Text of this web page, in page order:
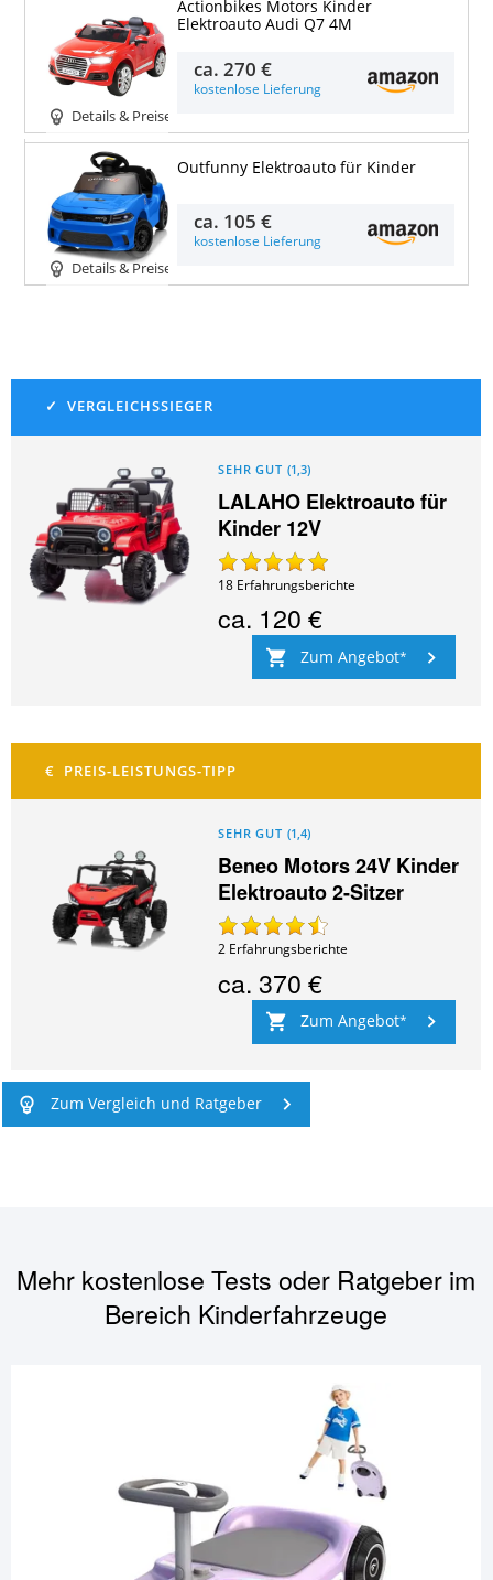
Details & Preise
Actionbikes Motors Kinder
Elektroauto Audi Q7 4M
ca.270 €
kostenlose Lieferung
Details & Preise
Outfunny Elektroauto für Kinder
ca. 105 €
kostenlose Lieferung
SEHR GUT (1,3)
LALAHO Elektroauto für
Kinder 12V
18 Erfahrungsberichte
ca. 120 €
Zum Angebot
SEHR GUT (1,4)
Beneo Motors 24V Kinder
Elektroauto 2-Sitzer
2 Erfahrungsberichte
ca.370 €
Zum Angebot
Zum Vergleich und Ratgeber
Mehr kostenlose Tests oder Ratgeber im
Bereich Kinderfahrzeuge